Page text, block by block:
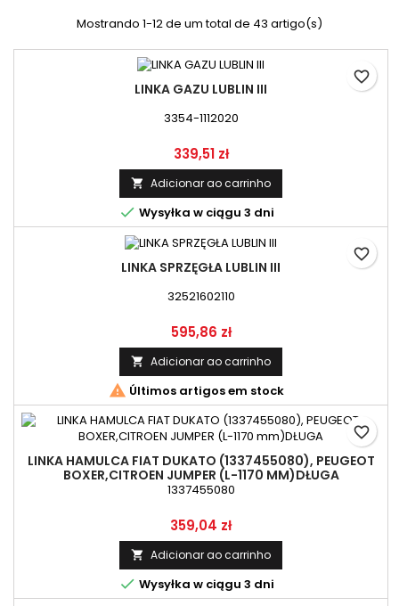
Mostrando 1-12 de um total de 43 artigo(s)
LINKA GAZU LUBLIN III
3354-1112020
Preço
339,51 zł
 Adicionar ao carrinho
 Wysyłka w ciągu 3 dni
favorite_border
LINKA SPRZĘGŁA LUBLIN III
32521602110
Preço
595,86 zł
 Adicionar ao carrinho
 Últimos artigos em stock
favorite_border
LINKA HAMULCA FIAT DUKATO (1337455080), PEUGEOT
BOXER,CITROEN JUMPER (L-1170 MM)DŁUGA
1337455080
Preço
359,04 zł
 Adicionar ao carrinho
 Wysyłka w ciągu 3 dni
favorite_border